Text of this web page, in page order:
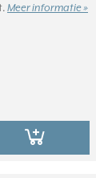
Meer informatie »